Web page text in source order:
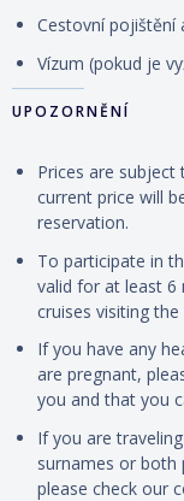
Cestovní pojištění
Vízum (pokud je
UPOZORNĚNÍ
Prices are subject
current price will
reservation.
To participate in
valid for at least
cruises visiting
If you have any
are pregnant,
you and that you
If you are
surnames or both
please check our